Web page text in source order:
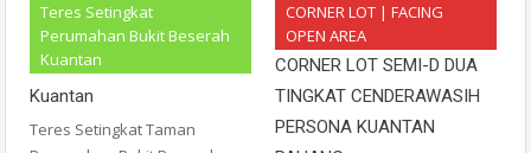
Teres Setingkat
Perumahan Bukit Beserah
Kuantan
Teres Setingkat Taman
Perumahan Bukit Beserah
Kuantan
Teres Setingkat Taman
CORNER LOT | FACING
OPEN AREA
[FACING OPEN AREA]
CORNER LOT SEMI-D DUA
TINGKAT CENDERAWASIH
PERSONA KUANTAN